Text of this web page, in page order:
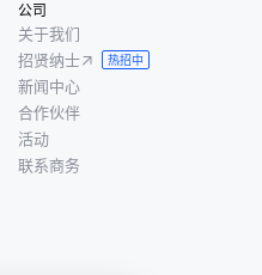
公司
关于我们
招贤纳士
热招中
新闻中心
合作伙伴
活动
联系商务